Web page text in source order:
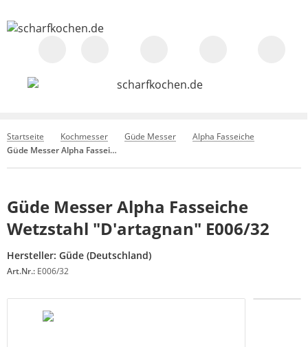
Startseite Kochmesser Güde Messer
Alpha Fasseiche
Güde Messer Alpha Fasseiche Wetzstahl "D'artagnan" E006/32
Güde Messer Alpha Fasseiche
Wetzstahl "D'artagnan" E006/32
Hersteller: Güde (Deutschland)
Art.Nr.: E006/32